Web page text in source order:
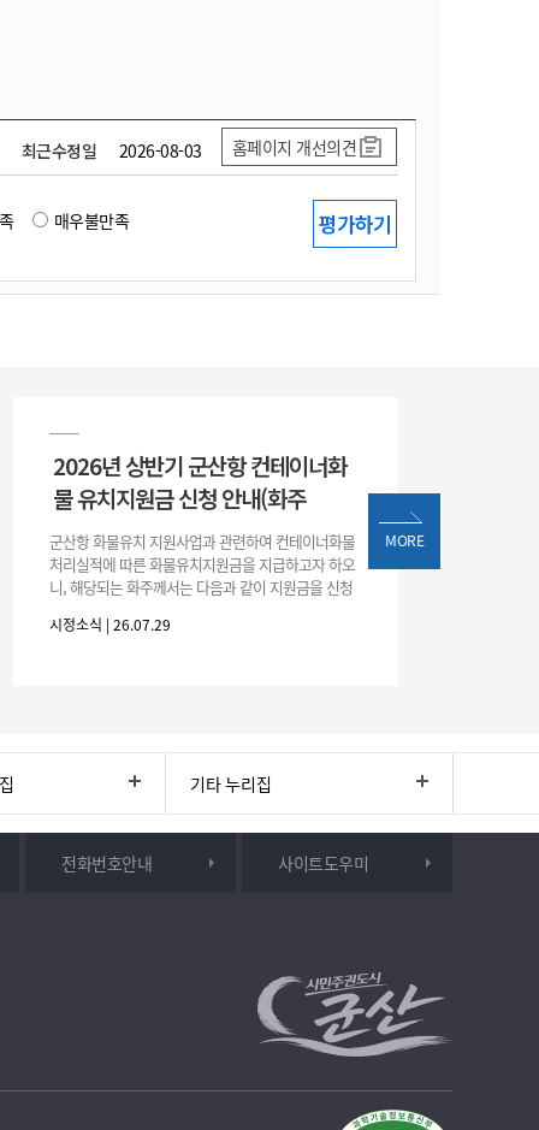
최근수정일 2026-08-03 홈페이지 개선의견
매우불만족
2026년 상반기 군산항 컨테이너화
물 유치지원금 신청 안내(화주
군산항 화물유치 지원사업과 관련하여 컨테이너화물
처리실적에 따른 화물유치지원금을 지급하고자 하오
니, 해당되는 화주께서는 다음과 같이 지원금을 신청
(6개월
시정소식 | 26.07.29
MORE
기타 누리집
전화번호안내 사이트도우미